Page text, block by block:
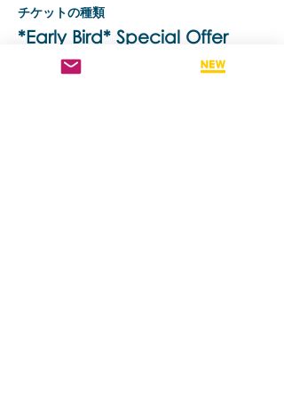
チケットの種類
*Early Bird* Special Offer
詳細を見る